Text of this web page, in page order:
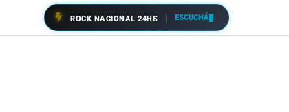
ROCK NACIONAL 24HS ESCUCHÁ